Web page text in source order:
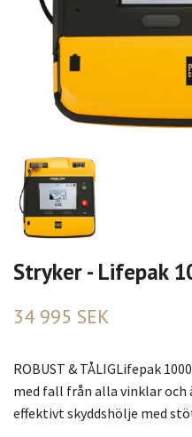
Stryker - Lifepak
34 995 SEK
ROBUST & TÅLIGLifepak
med fall från alla vinklar
effektivt skyddshölje med